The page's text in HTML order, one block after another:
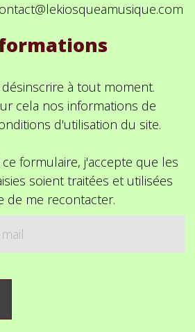
à tout moment.
cela nos informations de
d'utilisation du site.
formulaire, j'accepte que les
soient traitées et utilisées
de me recontacter.